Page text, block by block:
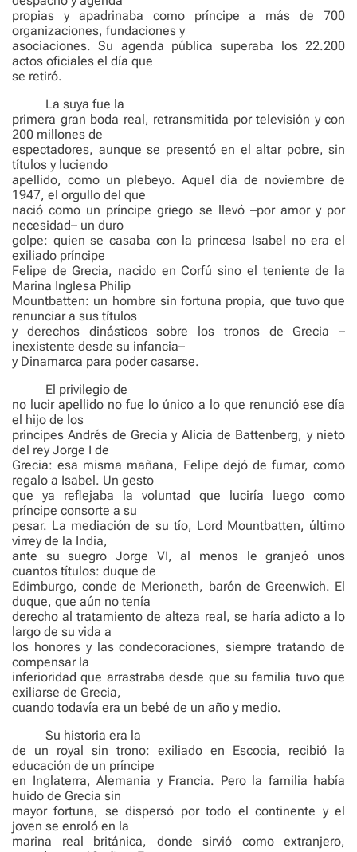
propias y apadrinaba como príncipe a más de 700
organizaciones, fundaciones y
asociaciones. Su agenda pública superaba los 22.200
actos oficiales el día que
se retiró.
La suya fue la
primera gran boda real, retransmitida por televisión y con
200 millones de
espectadores, aunque se presentó en el altar pobre, sin
títulos y luciendo
apellido, como un plebeyo. Aquel día de noviembre de
1947, el orgullo del que
nació como un príncipe griego se llevó –por amor y por
necesidad– un duro
golpe: quien se casaba con la princesa Isabel no era el
exiliado príncipe
Felipe de Grecia, nacido en Corfú sino el teniente de la
Marina Inglesa Philip
Mountbatten: un hombre sin fortuna propia, que tuvo que
renunciar a sus títulos
y derechos dinásticos sobre los tronos de Grecia –
inexistente desde su infancia–
y Dinamarca para poder casarse.
El privilegio de
no lucir apellido no fue lo único a lo que renunció ese día
el hijo de los
príncipes Andrés de Grecia y Alicia de Battenberg, y nieto
del rey Jorge I de
Grecia: esa misma mañana, Felipe dejó de fumar, como
regalo a Isabel. Un gesto
que ya reflejaba la voluntad que luciría luego como
príncipe consorte a su
pesar. La mediación de su tío, Lord Mountbatten, último
virrey de la India,
ante su suegro Jorge VI, al menos le granjeó unos
cuantos títulos: duque de
Edimburgo, conde de Merioneth, barón de Greenwich. El
duque, que aún no tenía
derecho al tratamiento de alteza real, se haría adicto a lo
largo de su vida a
los honores y las condecoraciones, siempre tratando de
compensar la
inferioridad que arrastraba desde que su familia tuvo que
exiliarse de Grecia,
cuando todavía era un bebé de un año y medio.
Su historia era la
de un royal sin trono: exiliado en Escocia, recibió la
educación de un príncipe
en Inglaterra, Alemania y Francia. Pero la familia había
huido de Grecia sin
mayor fortuna, se dispersó por todo el continente y el
joven se enroló en la
marina real británica, donde sirvió como extranjero,